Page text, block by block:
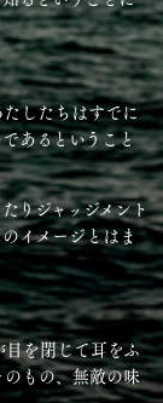
したちはすでに
あるということ
りジャッジメント
イメージとはま
目を閉じて耳をふ
のもの、無敵の味